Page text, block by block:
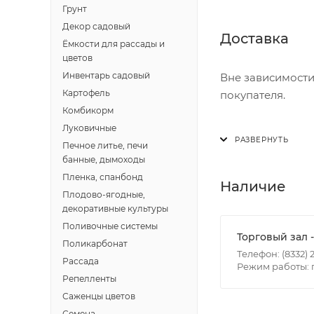
Доставка
Вне
покупателя.
Итоговая
- количества
Границы
Наличие
Торговый зал
Телефон: (8332)
Режим работы:
Грунт
Декор садовый
Ёмкости для рассады и
цветов
Инвентарь садовый
Картофель
Комбикорм
Луковичные
Печное литье, печи
банные, дымоходы
Пленка, спанбонд
Плодово-ягодные,
декоративные культуры
Поливочные системы
Поликарбонат
Рассада
Репелленты
Саженцы цветов